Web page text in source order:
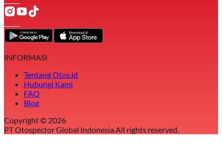
INFORMASI
Tentang Otos.id
Hubungi Kami
FAQ
Blog
Copyright © 2026
PT Otospector Global Indonesia. All rights reserved.